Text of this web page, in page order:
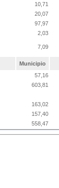
10,71
20,07
97,97
2,03
7,09
Municipio
57,16
603,81
163,02
157,40
558,47